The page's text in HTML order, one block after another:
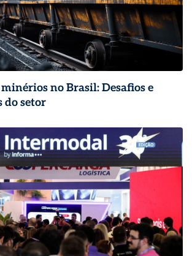
no Brasil: Desafios e
do setor